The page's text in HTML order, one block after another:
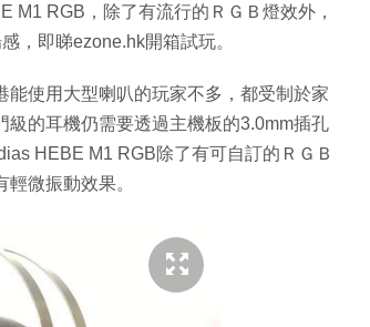
M1 RGB，除了有流行的ＲＧＢ燈效外，
，即睇ezone.hk開箱試玩。
使用大型喇叭的玩家不多，都受制於家
的耳機仍需要透過主機板的3.0mm插孔
HEBE M1 RGB除了有可自訂的ＲＧＢ
微振動效果。